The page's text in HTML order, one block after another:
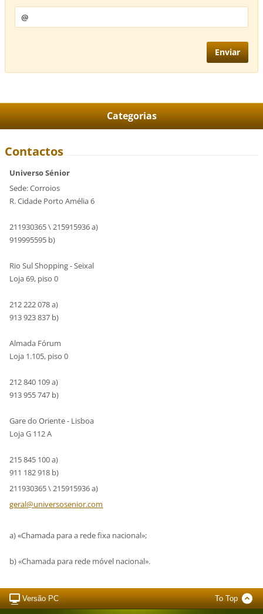
Categorias
Contactos
Universo Sénior
Sede: Corroios
R. Cidade Porto Amélia 6
211930365 \ 215915936 a)
919995595 b)
Rio Sul Shopping - Seixal
Loja 69, piso 0
212 222 078 a)
913 923 837 b)
Almada Fórum
Loja 1.105, piso 0
212 840 109 a)
913 955 747 b)
Gare do Oriente - Lisboa
Loja G 112 A
215 845 100 a)
911 182 918 b)
211930365 \ 215915936 a)
geral@universosenior.com
a) «Chamada para a rede fixa nacional»;
b) «Chamada para rede móvel nacional».
Versão PC To Top